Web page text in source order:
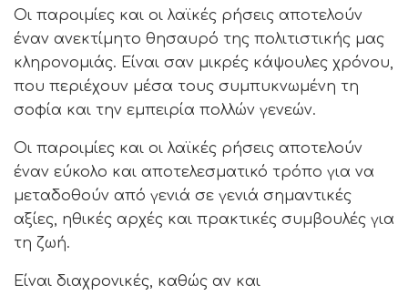
Οι παροιμίες και οι λαϊκές ρήσεις αποτελούν
έναν ανεκτίμητο θησαυρό της πολιτιστικής μας
κληρονομιάς. Είναι σαν μικρές κάψουλες χρόνου,
που περιέχουν μέσα τους συμπυκνωμένη τη
σοφία και την εμπειρία πολλών γενεών.
Οι παροιμίες και οι λαϊκές ρήσεις αποτελούν
έναν εύκολο και αποτελεσματικό τρόπο για να
μεταδοθούν από γενιά σε γενιά σημαντικές
αξίες, ηθικές αρχές και πρακτικές συμβουλές για
τη ζωή.
Είναι διαχρονικές, καθώς αν και